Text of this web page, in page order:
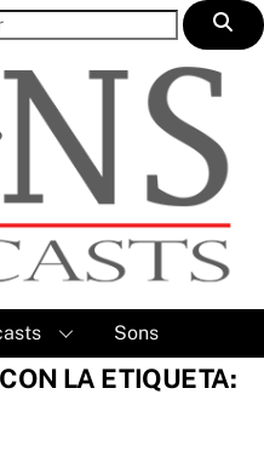
Sons
LA ETIQUETA: